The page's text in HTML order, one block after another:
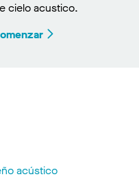
cielo acustico.
acústico